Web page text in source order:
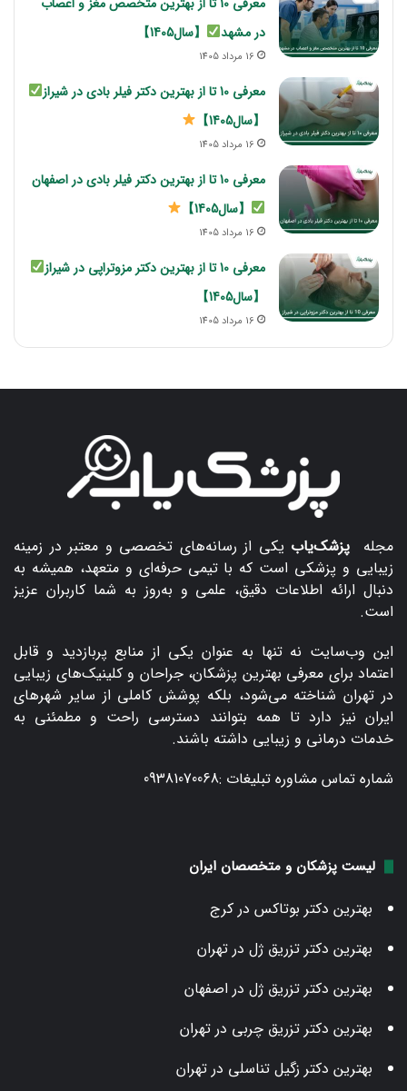
در مشهد
【سال1405】
16 مرداد 1405
معرفی 10 تا از بهترین دکتر فیلر بادی در شیراز
【سال1405】
16 مرداد 1405
معرفی 10 تا از بهترین دکتر فیلر بادی در اصفهان
【سال1405】
16 مرداد 1405
معرفی 10 تا از بهترین دکتر مزوتراپی در شیراز
【سال1405】
16 مرداد 1405
مجله پزشک‌یاب یکی از رسانه‌های تخصصی و معتبر در زمینه
زیبایی و پزشکی است که با تیمی حرفه‌ای و متعهد، همیشه به
دنبال ارائه اطلاعات دقیق، علمی و به‌روز به شما کاربران عزیز
است.
این وب‌سایت نه تنها به عنوان یکی از منابع پربازدید و قابل
اعتماد برای معرفی بهترین پزشکان، جراحان و کلینیک‌های زیبایی
در تهران شناخته می‌شود، بلکه پوشش کاملی از سایر شهرهای
ایران نیز دارد تا همه بتوانند دسترسی راحت و مطمئنی به
خدمات درمانی و زیبایی داشته باشند.
شماره تماس مشاوره تبلیغات :09381070068
لیست پزشکان و متخصصان ایران
بهترین دکتر بوتاکس در کرج
بهترین دکتر تزریق ژل در تهران
بهترین دکتر تزریق ژل در اصفهان
بهترین دکتر تزریق چربی در تهران
بهترین دکتر زگیل تناسلی در تهران